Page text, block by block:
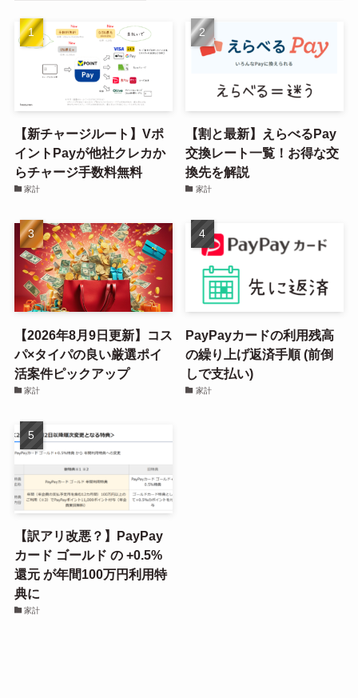
【新チャージルート】Vポ
イントPayが他社クレカか
らチャージ手数料無料
家計
【割と最新】えらべるPay
交換レート一覧！お得な交
換先を解説
家計
【2026年8月9日更新】コス
パ×タイパの良い厳選ポイ
活案件ピックアップ
家計
PayPayカードの利用残高
の繰り上げ返済手順 (前倒
しで支払い)
家計
【訳アリ改悪？】PayPay
カード ゴールド の +0.5%
還元 が年間100万円利用特
典に
家計